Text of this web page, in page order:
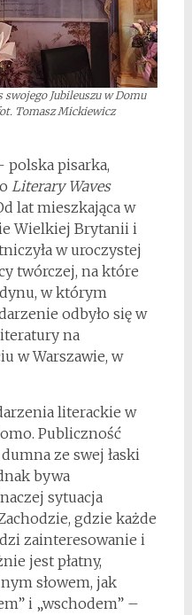
Jubileuszu w Domu
Tomasz Mickiewicz
polska pisarka,
Literary Waves
lat mieszkająca w
Wielkiej Brytanii i
w uroczystej
twórczej, na które
w którym
odbyło się w
na
w Warszawie, w
literackie w
Publiczność
ze swej łaski
bywa
sytuacja
gdzie każde
zainteresowanie i
jest płatny,
słowem, jak
i „wschodem” –